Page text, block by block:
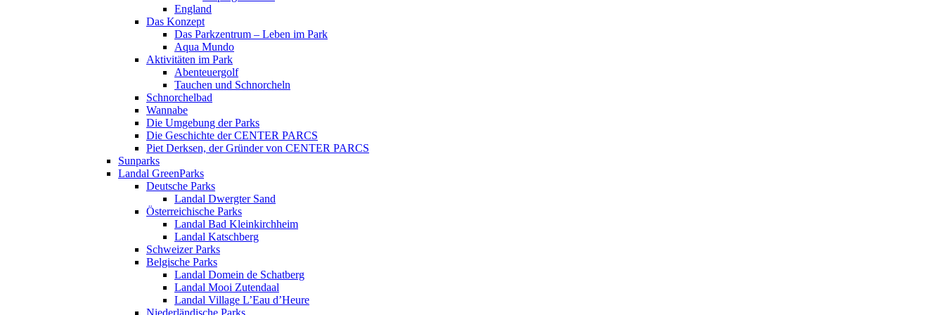
England
Das Konzept
Das Parkzentrum – Leben im Park
Aqua Mundo
Aktivitäten im Park
Abenteuergolf
Tauchen und Schnorcheln
Schnorchelbad
Wannabe
Die Umgebung der Parks
Die Geschichte der CENTER PARCS
Piet Derksen, der Gründer von CENTER PARCS
Sunparks
Landal GreenParks
Deutsche Parks
Landal Dwergter Sand
Österreichische Parks
Landal Bad Kleinkirchheim
Landal Katschberg
Schweizer Parks
Belgische Parks
Landal Domein de Schatberg
Landal Mooi Zutendaal
Landal Village L’Eau d’Heure
Niederländische Parks